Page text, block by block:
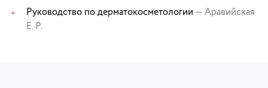
Руководство по дерматокосметологии — Аравийская
Е. Р.